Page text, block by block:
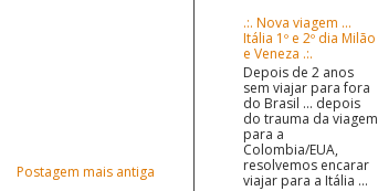
Postagem mais antiga
.:. Nova viagem ...
Itália 1º e 2º dia Milão
e Veneza .:.
Depois de 2 anos
sem viajar para fora
do Brasil ... depois
do trauma da viagem
para a
Colombia/EUA,
resolvemos encarar
viajar para a Itália ...